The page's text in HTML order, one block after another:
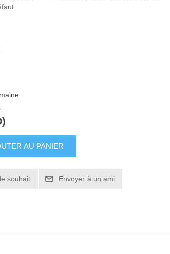
AU PANIER
souhait Envoyer à un ami